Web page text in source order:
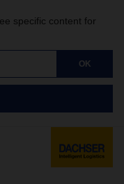
specific content for
OK